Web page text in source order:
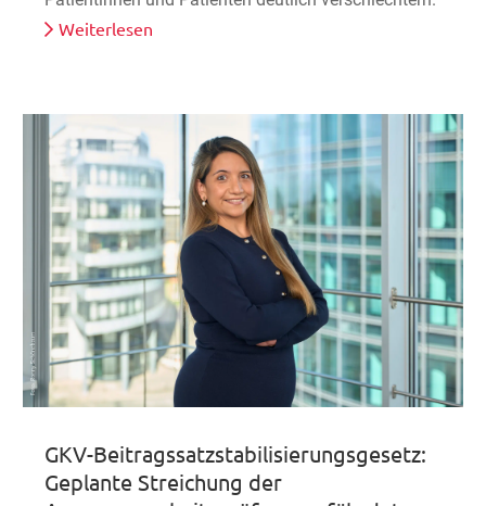
Weiterlesen
GKV-Beitragssatzstabilisierungsgesetz:
Geplante Streichung der